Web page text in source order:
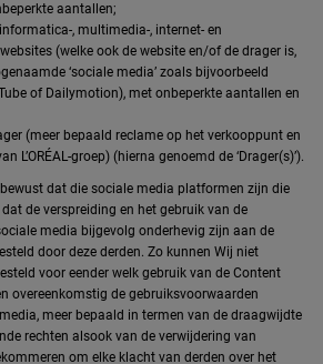
aantallen;
, multimedia-, internet- en
(welke ook de website en/of de drager is,
‘sociale media’ zoals bijvoorbeeld
of Dailymotion), met onbeperkte aantallen en
(meer bepaald reclame op het verkooppunt en
L’ORÉAL-groep) (hierna genoemd de ‘Drager(s)’).
dat die sociale media platformen zijn die
de verspreiding en het gebruik van de
media bijgevolg onderhevig zijn aan de
door deze derden. Zo kunnen Wij niet
voor eender welk gebruik van de Content
overeenkomstig de gebruiksvoorwaarden
meer bepaald in termen van de draagwijdte
rechten alsook van de verwijdering van
om elke klacht van derden over het